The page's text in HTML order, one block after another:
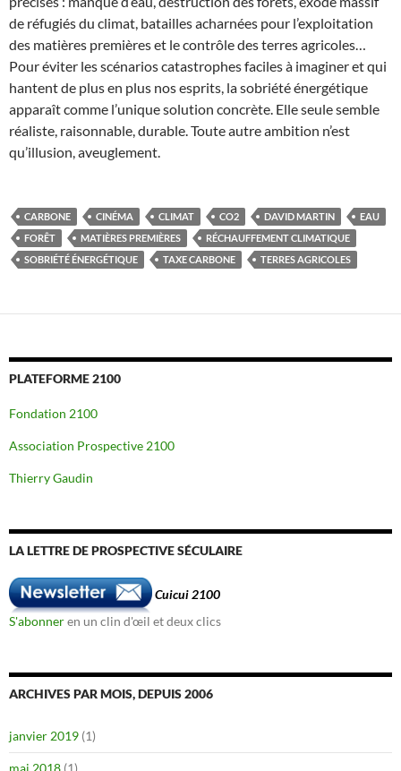
de réfugiés du climat, batailles acharnées pour l’exploitation
des matières premières et le contrôle des terres agricoles…
Pour éviter les scénarios catastrophes faciles à imaginer et qui
hantent de plus en plus nos esprits, la sobriété énergétique
apparaît comme l’unique solution concrète. Elle seule semble
réaliste, raisonnable, durable. Toute autre ambition n’est
qu’illusion, aveuglement.
CARBONE CINÉMA CLIMAT CO2 DAVID MARTIN
EAU
FORÊT
MATIÈRES PREMIÈRES
RÉCHAUFFEMENT CLIMATIQUE
SOBRIÉTÉ ÉNERGÉTIQUE
TAXE CARBONE TERRES AGRICOLES
PLATEFORME 2100
Fondation 2100
Association Prospective 2100
Thierry Gaudin
LA LETTRE DE PROSPECTIVE SÉCULAIRE
Cuicui 2100
S'abonneren un clin d'œil et deux clics
ARCHIVES PAR MOIS, DEPUIS 2006
janvier 2019 (1)